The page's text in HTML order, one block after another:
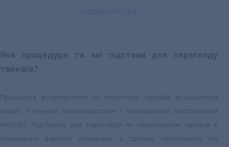
Яка процедура та які підстави для перегляду
тарифів?
Процедура встановлення та перегляду тарифів встановлена
згідно з чинним законодавством і затверджена постановами
НКРЕКП. Підставою для перегляду чи корегування тарифів є
збільшення вартості складових з причин, незалежних від